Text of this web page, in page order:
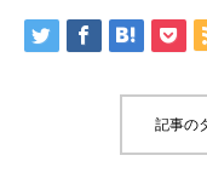
記事の